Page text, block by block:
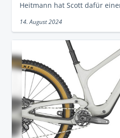
Heitmann hat Scott dafür
14. August 2024